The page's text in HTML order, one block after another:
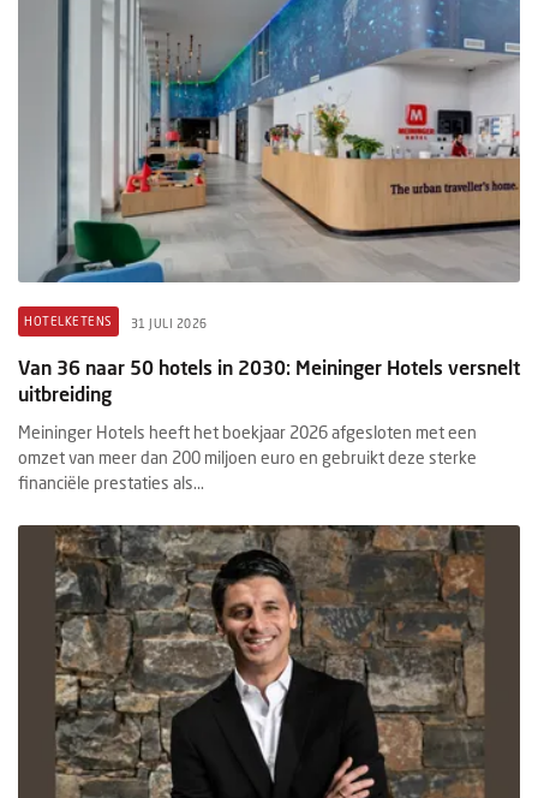
HOTELKETENS 31 JULI 2026
Van 36 naar 50 hotels in 2030: Meininger Hotels versnelt
uitbreiding
Meininger Hotels heeft het boekjaar 2026 afgesloten met een
omzet van meer dan 200 miljoen euro en gebruikt deze sterke
financiële prestaties als...